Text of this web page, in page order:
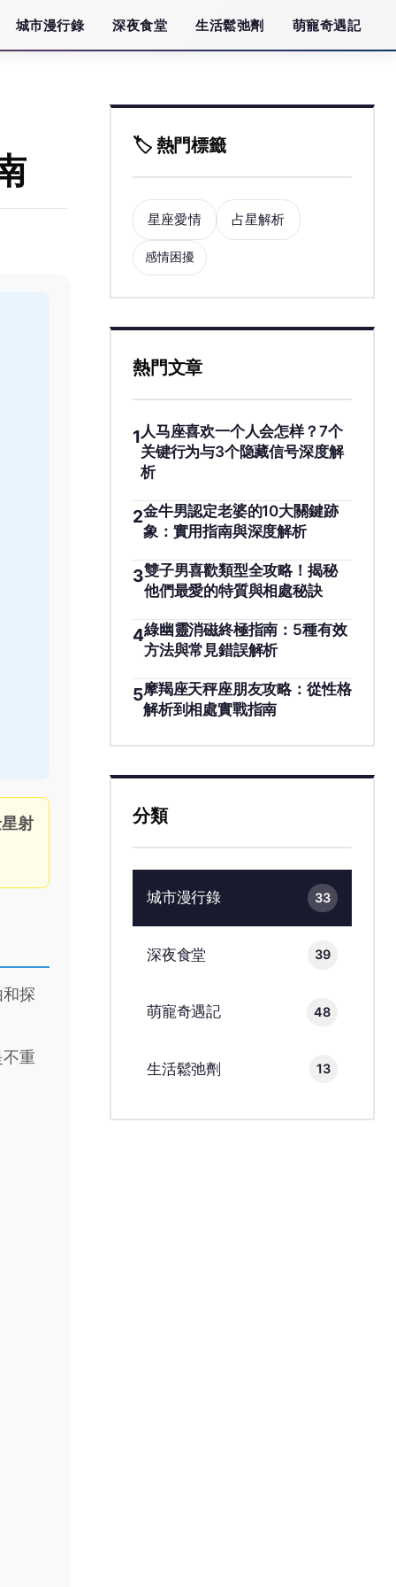
城市漫行錄 深夜食堂 生活鬆弛劑 萌寵奇遇記
射
探
重
🏷️ 熱門標籤
星座愛情 占星解析
感情困擾
熱門文章
1 人马座喜欢一个人会怎样？7个
关键行为与3个隐藏信号深度解
析
2金牛男認定老婆的10大關鍵跡
象：實用指南與深度解析
3雙子男喜歡類型全攻略！揭秘
他們最愛的特質與相處秘訣
4綠幽靈消磁終極指南：5種有效
方法與常見錯誤解析
5摩羯座天秤座朋友攻略：從性格
解析到相處實戰指南
分類
城市漫行錄 33
深夜食堂 39
萌寵奇遇記 48
生活鬆弛劑 13